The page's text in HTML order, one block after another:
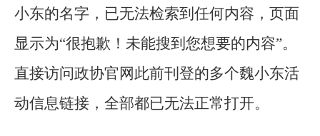
小东的名字，已无法检索到任何内容，页面
显示为“很抱歉！未能搜到您想要的内容”。
直接访问政协官网此前刊登的多个魏小东活
动信息链接，全部都已无法正常打开。